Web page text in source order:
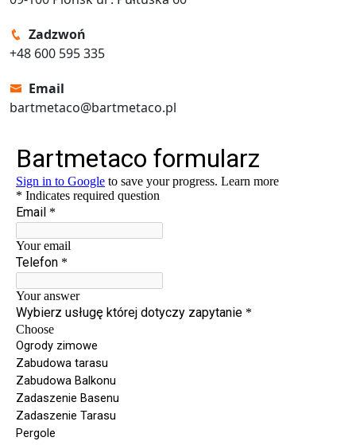
Zadzwoń
+48 600 595 335
Email
bartmetaco@bartmetaco.pl